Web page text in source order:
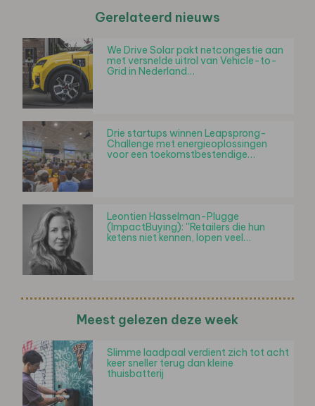
Gerelateerd nieuws
We Drive Solar pakt netcongestie aan
met versnelde uitrol van Vehicle-to-
Grid in Nederland…
Drie startups winnen Leapsprong-
Challenge met energieoplossingen
voor een toekomstbestendige…
Leontien Hasselman-Plugge
(ImpactBuying): ''Retailers die hun
ketens niet kennen, lopen veel…
Meest gelezen deze week
Slimme laadpaal verdient zich tot acht
keer sneller terug dan kleine
thuisbatterij